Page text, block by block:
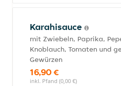
Karahisauce
mit Zwiebeln, Paprika,
Knoblauch, Tomaten und
Gewürzen
16,90 €
inkl. Pfand (0,00 €)